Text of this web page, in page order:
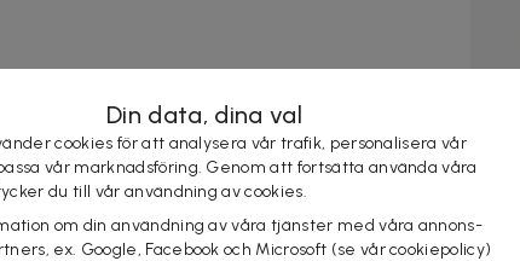
lampan har timerinställningar på 10, 30, 60
Den är lätt att använda och passar
färger.
Din data, dina val
cookies för att analysera vår trafik, personalisera vår
vår marknadsföring. Genom att fortsätta använda våra
du till vår användning av cookies.
om din användning av våra tjänster med våra annons-
ex. Google, Facebook och Microsoft (se vår cookiepolicy)